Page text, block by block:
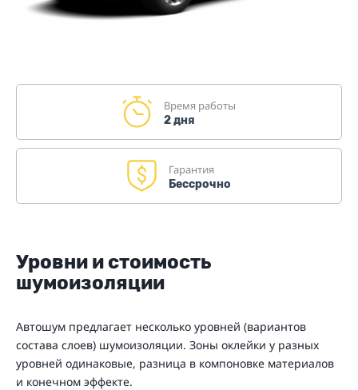
Время работы
2 дня
Гарантия
Бессрочно
Уровни и стоимость
шумоизоляции
Автошум предлагает несколько уровней (вариантов
состава слоев) шумоизоляции. Зоны оклейки у разных
уровней одинаковые, разница в компоновке материалов
и конечном эффекте.